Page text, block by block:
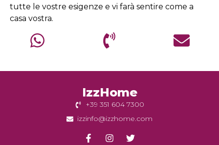
tutte le vostre esigenze e vi farà sentire come a
casa vostra.
IzzHome
+39 351 604 7300
izzinfo@izzhome.com